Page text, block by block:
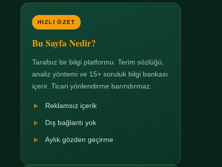
HIZLI ÖZET
Bu Sayfa Nedir?
Tarafsız bir bilgi platformu. Terim sözlüğü,
analiz yöntemi ve 15+ soruluk bilgi bankası
içerir. Ticari yönlendirme barındırmaz.
Reklamsız içerik
Dış bağlantı yok
Aylık gözden geçirme